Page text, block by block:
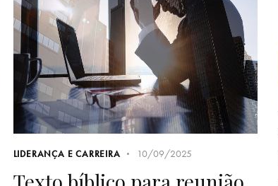
LIDERANÇA E CARREIRA 10/09/2025